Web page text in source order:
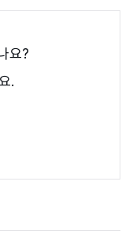
요?
.